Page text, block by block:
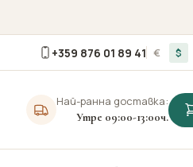
+359 876 01 89 41 € $
Най-ранна доставка:
Утре 09:00-13:00ч.